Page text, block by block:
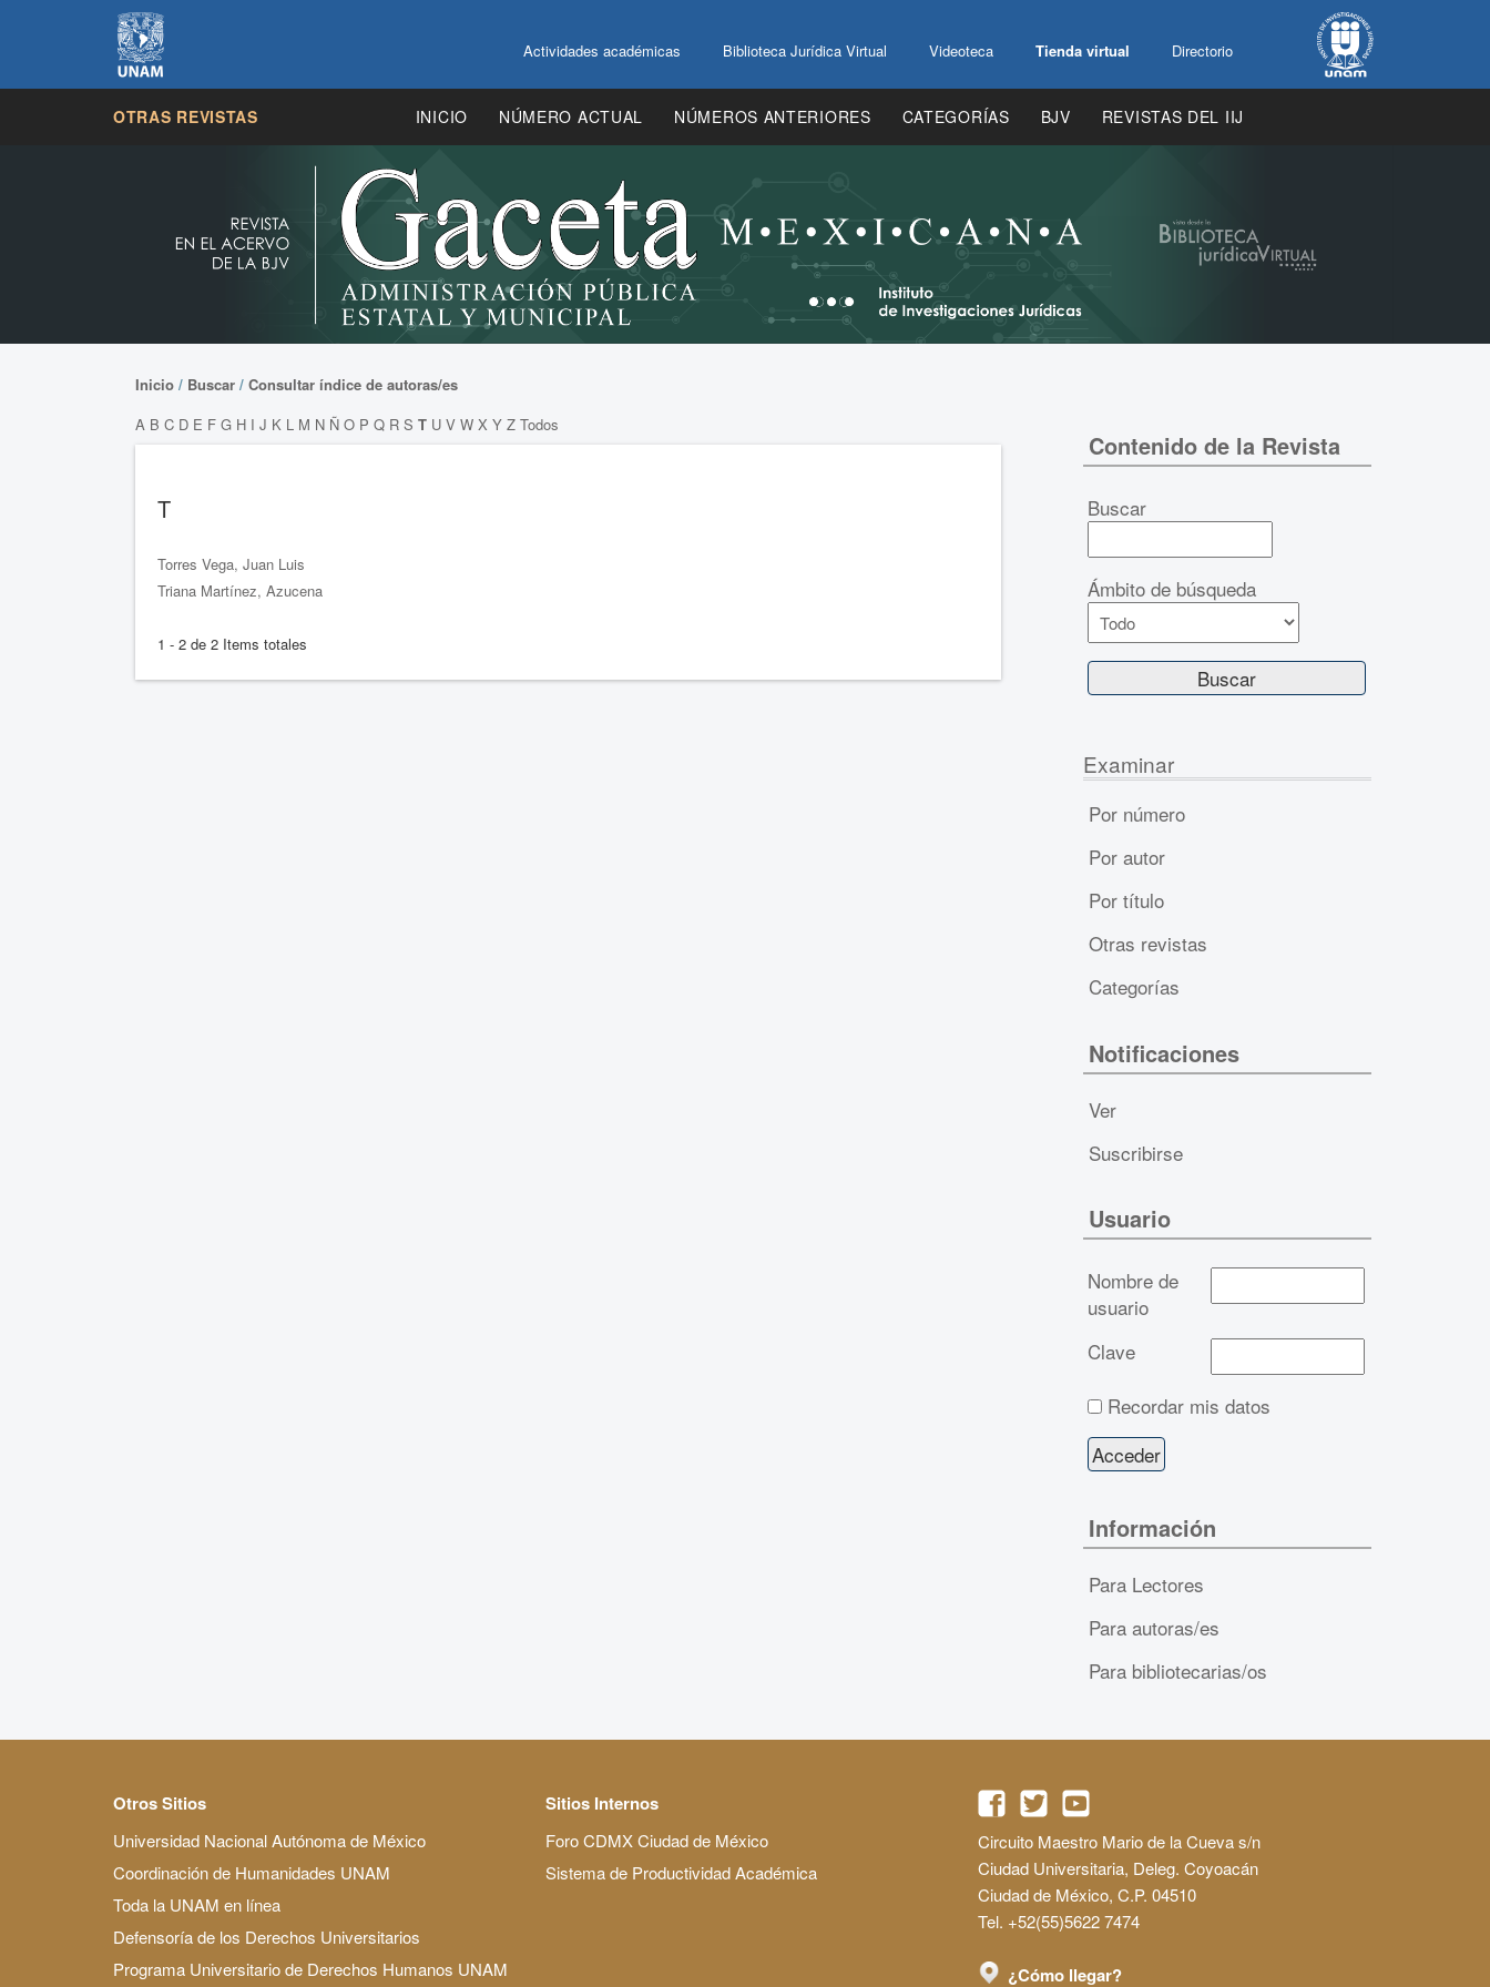
Actividades académicas Biblioteca Jurídica Virtual Videoteca Tienda virtual Directorio
OTRAS REVISTAS INICIO NÚMERO ACTUAL NÚMEROS ANTERIORES CATEGORÍAS BJV REVISTAS DEL IIJ
Inicio / Buscar / Consultar índice de autoras/es
A B C D E F G H I J K L M N Ñ O P Q R S T U V W X Y Z Todos
T
Torres Vega, Juan Luis
Triana Martínez, Azucena
1 - 2 de 2 Items totales
Contenido de la Revista
Buscar
Ámbito de búsqueda
Examinar
Por número
Por autor
Por título
Otras revistas
Categorías
Notificaciones
Ver
Suscribirse
Usuario
Nombre de
usuario
Clave
Recordar mis datos
Información
Para Lectores
Para autoras/es
Para bibliotecarias/os
Otros Sitios
Universidad Nacional Autónoma de México
Coordinación de Humanidades UNAM
Toda la UNAM en línea
Defensoría de los Derechos Universitarios
Programa Universitario de Derechos Humanos UNAM
Sitios Internos
Foro CDMX Ciudad de México
Sistema de Productividad Académica
Circuito Maestro Mario de la Cueva s/n
Ciudad Universitaria, Deleg. Coyoacán
Ciudad de México, C.P. 04510
Tel. +52(55)5622 7474
¿Cómo llegar?